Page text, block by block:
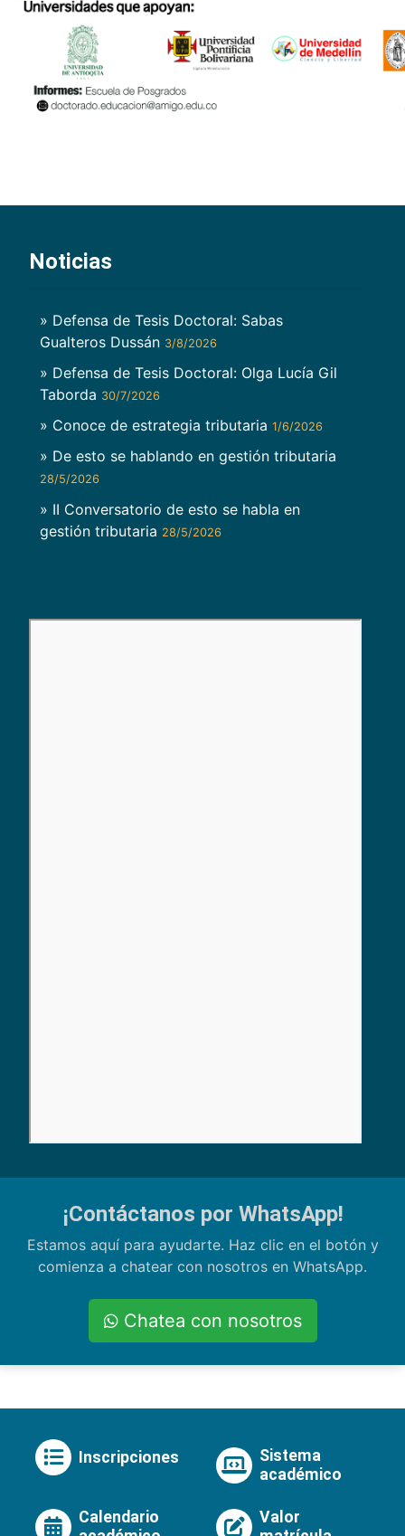
Noticias
» Defensa de Tesis Doctoral: Sabas
Gualteros Dussán 3/8/2026
» Defensa de Tesis Doctoral: Olga Lucía Gil
Taborda 30/7/2026
» Conoce de estrategia tributaria 1/6/2026
» De esto se hablando en gestión tributaria
28/5/2026
» II Conversatorio de esto se habla en
gestión tributaria 28/5/2026
¡Contáctanos por WhatsApp!
Estamos aquí para ayudarte. Haz clic en el botón y
comienza a chatear con nosotros en WhatsApp.
Chatea con nosotros
Inscripciones
Sistema
académico
Calendario
Valor